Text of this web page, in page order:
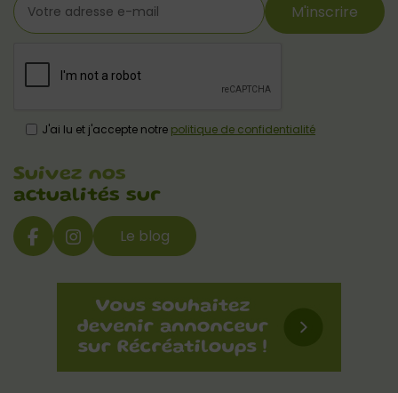
M'inscrire
J'ai lu et j'accepte notre politique de confidentialité
Suivez nos
actualités sur
Le blog